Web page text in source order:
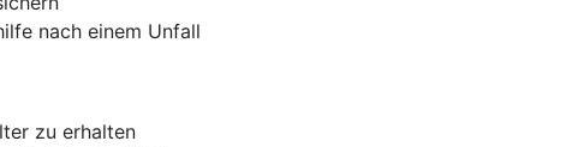
nach einem Unfall
zu erhalten